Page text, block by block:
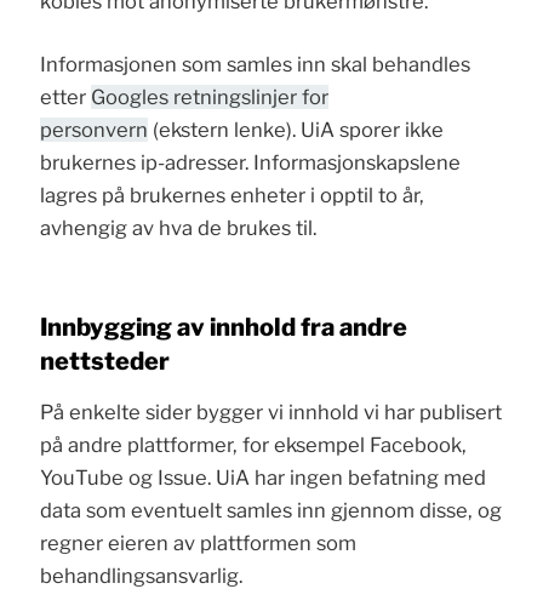
Informasjonen som samles inn skal behandles
etter Googles retningslinjer for
personvern (ekstern lenke). UiA sporer ikke
brukernes ip-adresser. Informasjonskapslene
lagres på brukernes enheter i opptil to år,
avhengig av hva de brukes til.
Innbygging av innhold fra andre
nettsteder
På enkelte sider bygger vi innhold vi har publisert
på andre plattformer, for eksempel Facebook,
YouTube og Issue. UiA har ingen befatning med
data som eventuelt samles inn gjennom disse, og
regner eieren av plattformen som
behandlingsansvarlig.